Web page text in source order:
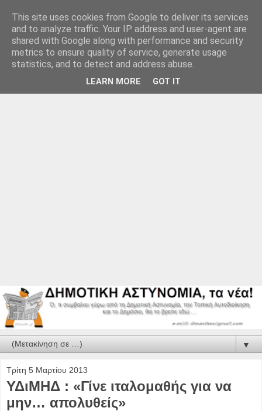
▼
Τρίτη 5 Μαρτίου 2013
ΥΔιΜΗΔ : «Γίνε ιταλομαθής για να
μην… απολυθείς»
This site uses cookies from Google to deliver its services
and to analyze traffic. Your IP address and user-agent are
shared with Google along with performance and security
metrics to ensure quality of service, generate usage
statistics, and to detect and address abuse.
LEARN MORE GOT IT